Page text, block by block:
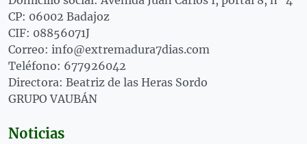
CP: 06002 Badajoz
CIF: 08856071J
Correo: info@extremadura7dias.com
Teléfono: 677926042
Directora: Beatriz de las Heras Sordo
GRUPO VAUBÁN
Noticias